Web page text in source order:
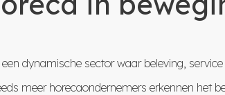
een dynamische sector waar beleving,
meer horecaondernemers erkennen